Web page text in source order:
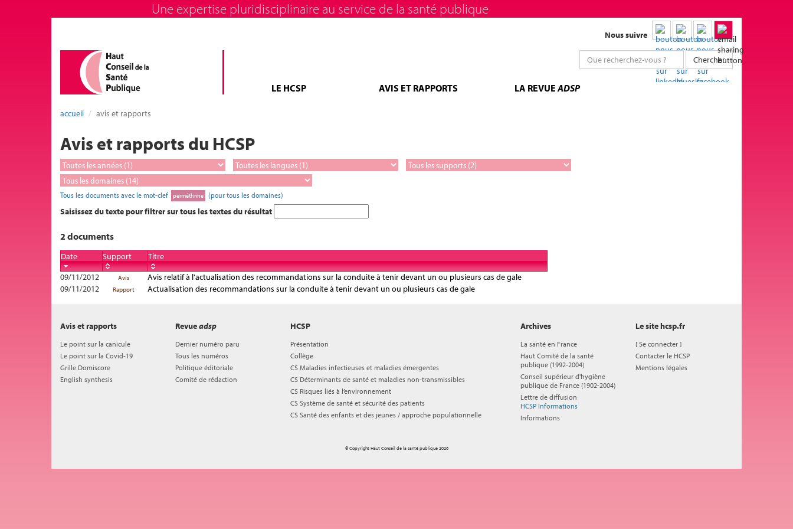
Une expertise pluridisciplinaire au service de la santé publique
Nous suivre
Chercher
LE HCSP AVIS ET RAPPORTS LA REVUEADSP
accueil avis et rapports
Avis et rapports du HCSP
Tous les documents avec le mot-clef perméthrine (pour tous les domaines)
Saisissez du texte pour filtrer sur tous les textes du résultat
2 documents
Date Support
Titre
09/11/2012
Avis
Avis relatif à l'actualisation des recommandations sur la conduite à tenir devant un ou plusieurs cas de gale
09/11/2012
Rapport Actualisation des recommandations sur la conduite à tenir devant un ou plusieurs cas de gale
HCSP
Présentation
Collège
CS Maladies infectieuses et maladies émergentes
CS Déterminants de santé et maladies non-transmissibles
CS Risques liés à l’environnement
CS Système de santé et sécurité des patients
CS Santé des enfants et des jeunes / approche populationnelle
Avis et rapports
Le point sur la canicule
Le point sur la Covid-19
Grille Domiscore
English synthesis
Revueadsp
Dernier numéro paru
Tous les numéros
Politique éditoriale
Comité de rédaction
Archives
La santé en France
Haut Comité de la santé
publique (1992-2004)
Conseil supérieur d'hygiène
publique de France (1902-2004)
Lettre de diffusion
HCSP Informations
Informations
Le site hcsp.fr
[Se connecter ]
Contacter le HCSP
Mentions légales
© Copyright Haut Conseil de la santé publique 2026